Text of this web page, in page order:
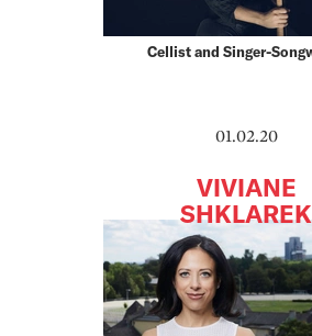
Cellist and Singer-
01.02.20
VIVIANE
SHKLAREK